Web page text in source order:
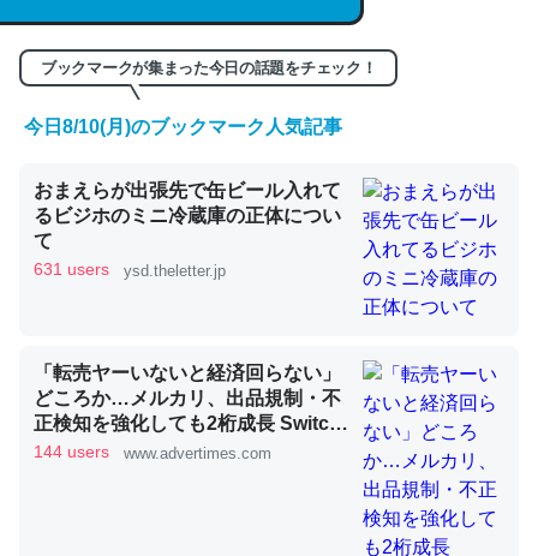
くらい。小説でいう「ずっと前の伏線」は回収されないけ
ど、短期記憶というには多い分量。進化すればするほど分
かりやすく強くなりそう
─GPTの仕組みと限界についての考察（１） - conceptualization
昆虫ってカルシウム少ないのか。知らんかった。調べたら
コオロギのカルシウム分はエビの600分の1程度。
─ニュース :: 【研究発表】昆虫学の大問題＝「昆虫はなぜ海にいな
ブックマークが集まった今日の話題をチェック！
今日8/10(月)のブックマーク人気記事
おまえらが出張先で缶ビール入れて
るビジホのミニ冷蔵庫の正体につい
て
631 users ysd.theletter.jp
「転売ヤーいないと経済回らない」
どころか…メルカリ、出品規制・不
正検知を強化しても2桁成長 Switch
2から始まり、「ちいかわ」で極ま
144 users www.advertimes.com